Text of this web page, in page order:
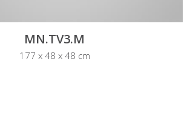
MN.TV3.M
177 x 48 x 48 cm